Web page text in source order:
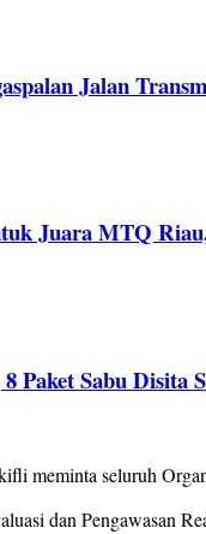
Jalan
Juara MTQ
Paket Sabu Disita
seluruh
dan Pengawasan